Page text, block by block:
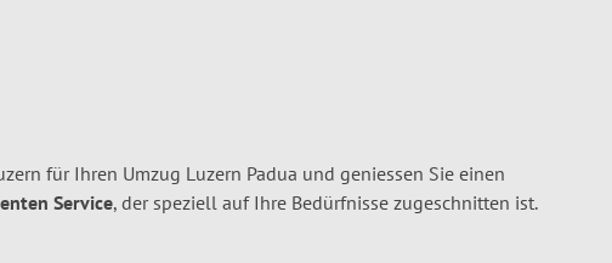
für Ihren Umzug Luzern Padua und geniessen Sie einen
Service, der speziell auf Ihre Bedürfnisse zugeschnitten ist.